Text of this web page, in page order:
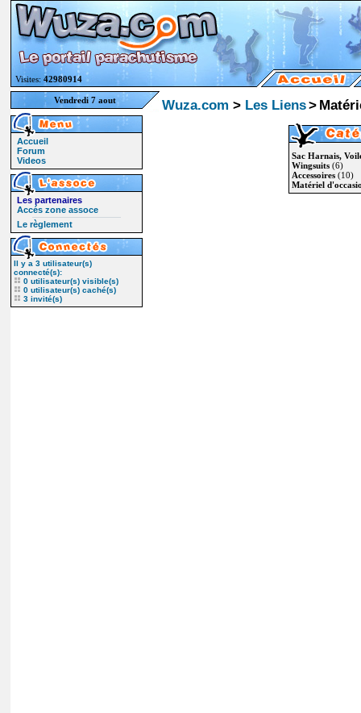
Visites: 42980914
Vendredi 7 aout
Accueil
Forum
Videos
Les partenaires
Accés zone assoce
Le règlement
Il y a 3 utilisateur(s)
connecté(s):
0 utilisateur(s) visible(s)
0 utilisateur(s) caché(s)
3 invité(s)
Wuza.com > Les Liens>
Sac Harnais,
Wingsuits(6)
Accessoires(10)
Matériel